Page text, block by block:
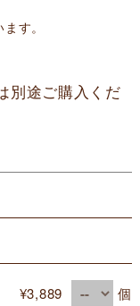
す。
別途ご購入くだ
¥3,889 個